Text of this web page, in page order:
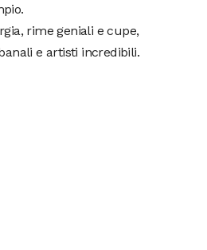
rime geniali e cupe,
e artisti incredibili.